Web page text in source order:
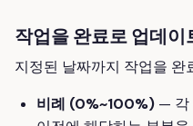
작업을 완료로 업데이
지정된 날짜까지 작업을 완
비례 (0%~100%) — 각